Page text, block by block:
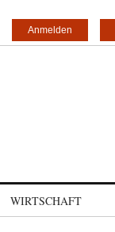
Anmelden
WIRTSCHAFT